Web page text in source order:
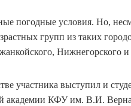
погодные условия. Но,
групп из таких
Нижнегорского
участника выступил и
академии КФУ им. В.И.